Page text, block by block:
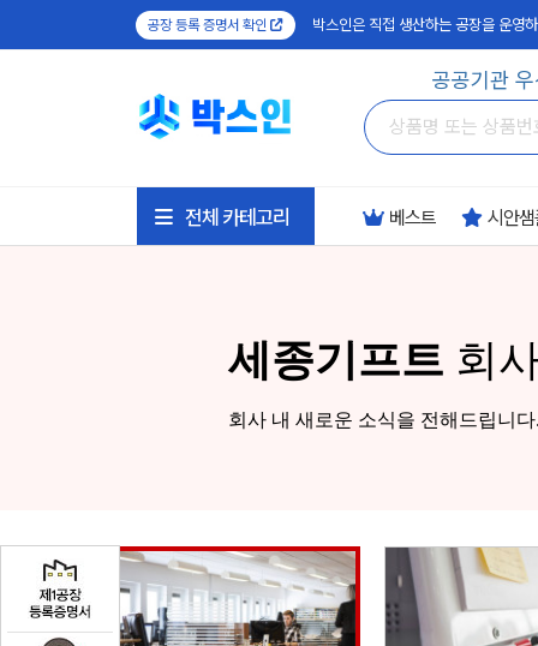
공장 등록 증명서 확인 박스인은 직접 생산하는 공장을 운영
공공기관
전체 카테고리 베스트 시안
세종기프트 회
회사 내 새로운 소식을 전해드립니